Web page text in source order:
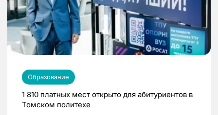
Образование
1 810 платных мест открыто для абитуриентов в
Томском политехе